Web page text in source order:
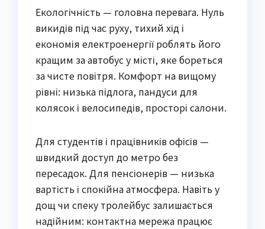
Екологічність — головна перевага. Нуль
викидів під час руху, тихий хід і
економія електроенергії роблять його
кращим за автобус у місті, яке бореться
за чисте повітря. Комфорт на вищому
рівні: низька підлога, пандуси для
колясок і велосипедів, просторі салони.
Для студентів і працівників офісів —
швидкий доступ до метро без
пересадок. Для пенсіонерів — низька
вартість і спокійна атмосфера. Навіть у
дощ чи спеку тролейбус залишається
надійним: контактна мережа працює